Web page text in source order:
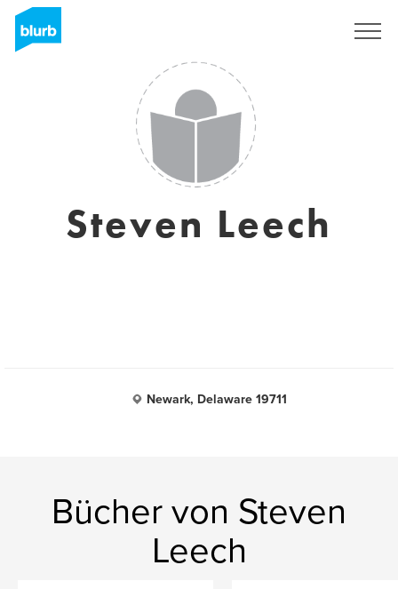
Steven Leech
Newark, Delaware 19711
Bücher von Steven
Leech